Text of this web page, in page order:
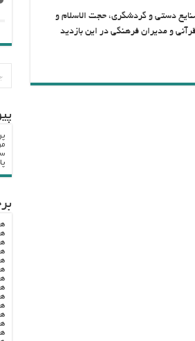
دستی و گردشگری، حجت الاسلام و
و مدیران فرهنگی در این بازدید